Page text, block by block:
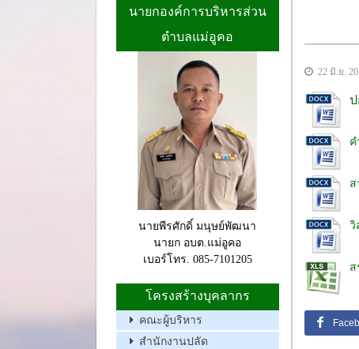
นายกองค์การบริหารส่วน
ตำบลแม่อูคอ
นายพีรศักดิ์ มนุษย์พัฒนา
นายก อบต.แม่อูคอ
เบอร์โทร. 085-7101205
โครงสร้างบุคลากร
คณะผู้บริหาร
สำนักงานปลัด
22 มิ.ย.
ป
ค
วิ
ส